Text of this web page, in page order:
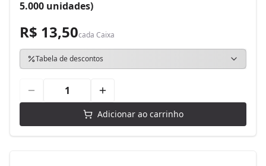
5.000 unidades)
R$ 13,50cada Caixa
Tabela de descontos
Adicionar ao carrinho